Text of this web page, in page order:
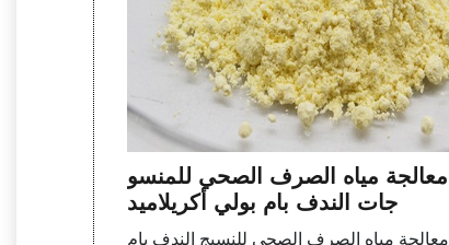
معالجة مياه الصرف الصحي للمنسو
جات الندف بام بولي أكريلاميد
معالجة مياه الصرف الصحي للنسيج الندف بام